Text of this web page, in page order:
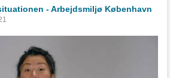
- Arbejdsmiljø København